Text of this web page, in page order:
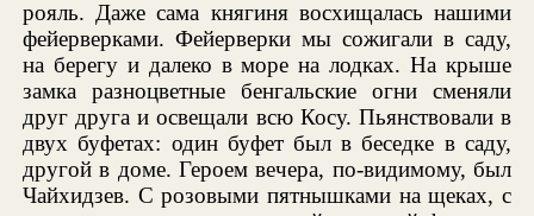
рояль. Даже сама княгиня восхищалась нашими
фейерверками. Фейерверки мы сожигали в саду,
на берегу и далеко в море на лодках. На крыше
замка разноцветные бенгальские огни сменяли
друг друга и освещали всю Косу. Пьянствовали в
двух буфетах: один буфет был в беседке в саду,
другой в доме. Героем вечера, по-видимому, был
Чайхидзев. С розовыми пятнышками на щеках, с